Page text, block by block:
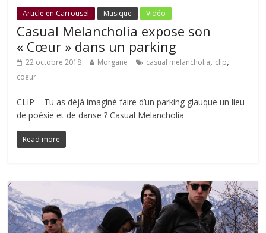
Article en Carrousel Musique Vidéo
Casual Melancholia expose son
« Cœur » dans un parking
22 octobre 2018 Morgane casual melancholia, clip,
coeur
CLIP – Tu as déjà imaginé faire d’un parking glauque un lieu
de poésie et de danse ? Casual Melancholia
Read more